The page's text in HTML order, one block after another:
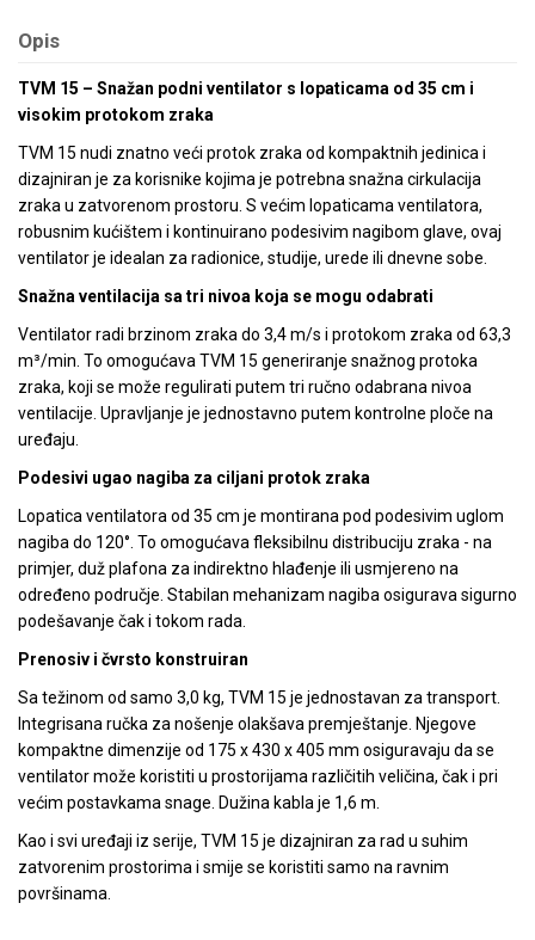
Opis
TVM 15 – Snažan podni ventilator s lopaticama od 35 cm i
visokim protokom zraka
TVM 15 nudi znatno veći protok zraka od kompaktnih jedinica i
dizajniran je za korisnike kojima je potrebna snažna cirkulacija
zraka u zatvorenom prostoru. S većim lopaticama ventilatora,
robusnim kućištem i kontinuirano podesivim nagibom glave, ovaj
ventilator je idealan za radionice, studije, urede ili dnevne sobe.
Snažna ventilacija sa tri nivoa koja se mogu odabrati
Ventilator radi brzinom zraka do 3,4 m/s i protokom zraka od 63,3
m³/min. To omogućava TVM 15 generiranje snažnog protoka
zraka, koji se može regulirati putem tri ručno odabrana nivoa
ventilacije. Upravljanje je jednostavno putem kontrolne ploče na
uređaju.
Podesivi ugao nagiba za ciljani protok zraka
Lopatica ventilatora od 35 cm je montirana pod podesivim uglom
nagiba do 120°. To omogućava fleksibilnu distribuciju zraka - na
primjer, duž plafona za indirektno hlađenje ili usmjereno na
određeno područje. Stabilan mehanizam nagiba osigurava sigurno
podešavanje čak i tokom rada.
Prenosiv i čvrsto konstruiran
Sa težinom od samo 3,0 kg, TVM 15 je jednostavan za transport.
Integrisana ručka za nošenje olakšava premještanje. Njegove
kompaktne dimenzije od 175 x 430 x 405 mm osiguravaju da se
ventilator može koristiti u prostorijama različitih veličina, čak i pri
većim postavkama snage. Dužina kabla je 1,6 m.
Kao i svi uređaji iz serije, TVM 15 je dizajniran za rad u suhim
zatvorenim prostorima i smije se koristiti samo na ravnim
površinama.